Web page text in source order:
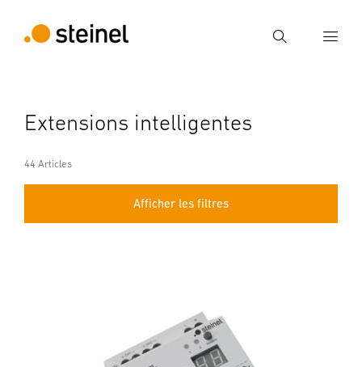
Recherche
Recherche
Extensions intelligentes
44 Articles
Afficher les filtres